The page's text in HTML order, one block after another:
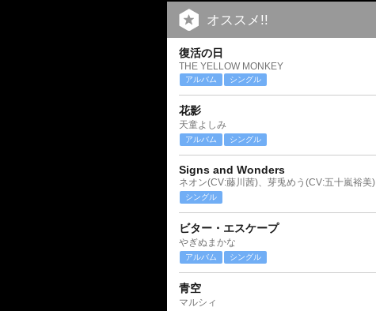
オススメ!!
復活の日
THE YELLOW MONKEY
アルバム シングル
花影
天童よしみ
アルバム シングル
Signs and Wonders
ネオン(CV:藤川茜)、芽兎めう(CV:五十嵐裕美)
シングル
ビター・エスケープ
やぎぬまかな
アルバム シングル
青空
マルシィ